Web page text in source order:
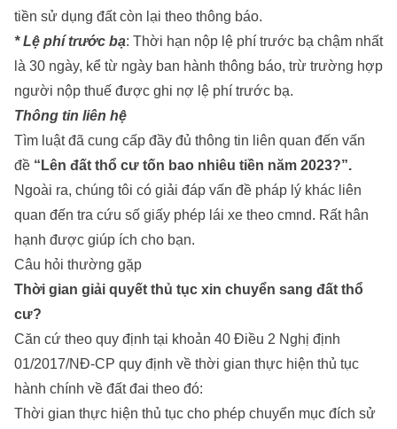
tiền sử dụng đất còn lại theo thông báo.
* Lệ phí trước bạ: Thời hạn nộp lệ phí trước bạ chậm nhất
là 30 ngày, kể từ ngày ban hành thông báo, trừ trường hợp
người nộp thuế được ghi nợ lệ phí trước bạ.
Thông tin liên hệ
Tìm luậtđã cung cấp đầy đủ thông tin liên quan đến vấn
đề “Lên đất thổ cư tốn bao nhiêu tiền năm 2023?”.
Ngoài ra, chúng tôi có giải đáp vấn đề pháp lý khác liên
quan đến tra cứu số giấy phép lái xe theo cmnd. Rất hân
hạnh được giúp ích cho bạn.
Câu hỏi thường gặp
Thời gian giải quyết thủ tục xin chuyển sang đất thổ
cư?
Căn cứ theo quy định tại khoản 40 Điều 2 Nghị định
01/2017/NĐ-CP quy định về thời gian thực hiện thủ tục
hành chính về đất đai theo đó:
Thời gian thực hiện thủ tục cho phép chuyển mục đích sử